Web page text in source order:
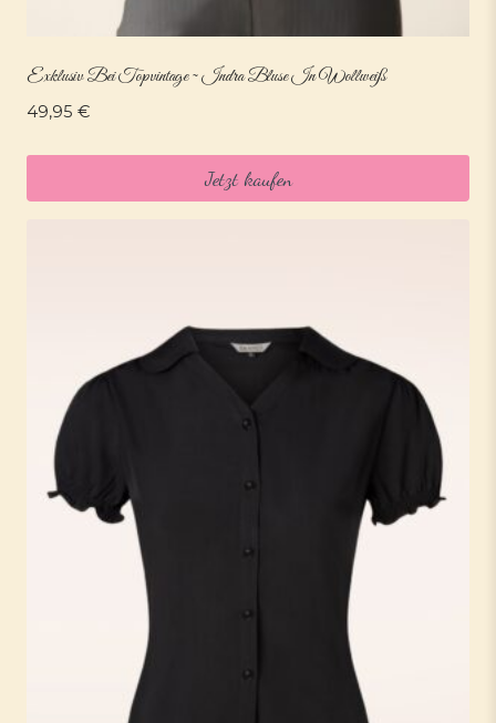
Exklusiv Bei Topvintage ~ Indra Bluse In Wollweiß
49,95 €
Jetzt kaufen